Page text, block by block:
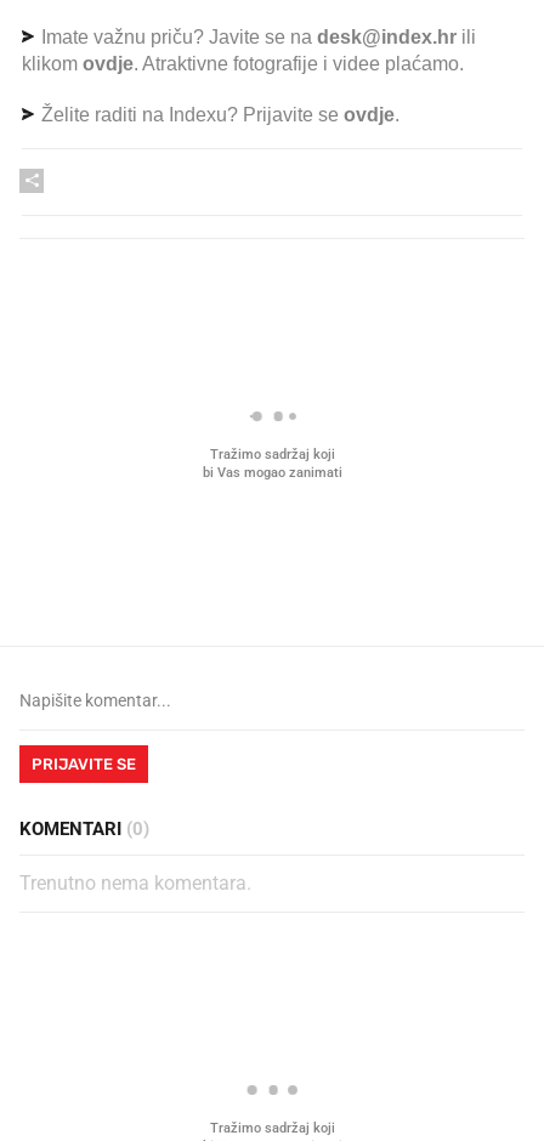
Imate važnu priču? Javite se na desk@index.hr ili
klikom ovdje. Atraktivne fotografije i videe plaćamo.
Želite raditi na Indexu? Prijavite se ovdje.
PRIJAVITE SE
KOMENTARI (0)
Trenutno nema komentara.